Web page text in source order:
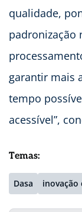
qualidade,
padronização
garantir mais
tempo
acessível”,
Temas:
Dasa inovação